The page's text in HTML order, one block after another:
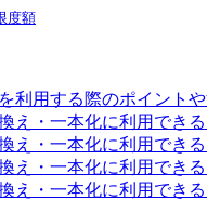
度額
利用する際のポイント
え・一本化に利用で
え・一本化に利用でき
え・一本化に利用で
え・一本化に利用で